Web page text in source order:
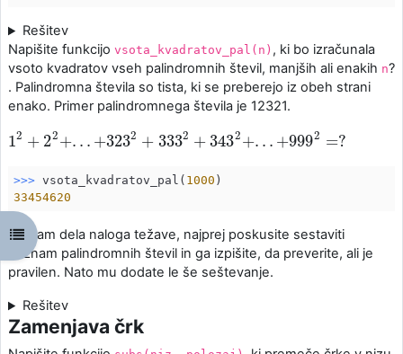
Open course index
Rešitev
Napišite funkcijo vsota_kvadratov_pal(n) , ki bo izračunala
vsoto kvadratov vseh palindromnih števil, manjših ali enakih n?
. Palindromna števila so tista, ki se preberejo iz obeh strani
enako. Primer palindromnega števila je 12321.
12 + 22+. . . +3232 + 3332 +3432+. . . +9992 =?
12 +2 2+...+ 3232+333 2+3432 +.. .+9992= ?
>>> vsota_kvadratov_pal( 1000
33454620
Če vam dela naloga težave, najprej poskusite sestaviti
seznam palindromnih števil in ga izpišite, da preverite, ali je
pravilen. Nato mu dodate le še seštevanje.
Rešitev
Zamenjava črk